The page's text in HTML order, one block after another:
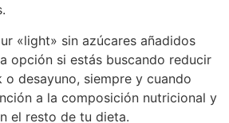
«light» sin azúcares añadidos
opción si estás buscando reducir
o desayuno, siempre y cuando
a la composición nutricional y
el resto de tu dieta.